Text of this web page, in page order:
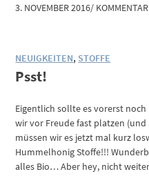
3. NOVEMBER 2016/
NEUIGKEITEN, STOFFE
Psst!
Eigentlich sollte es vorerst
wir vor Freude fast platzen
müssen wir es jetzt mal kurz
Hummelhonig Stoffe!!!
alles Bio… Aber hey, nicht